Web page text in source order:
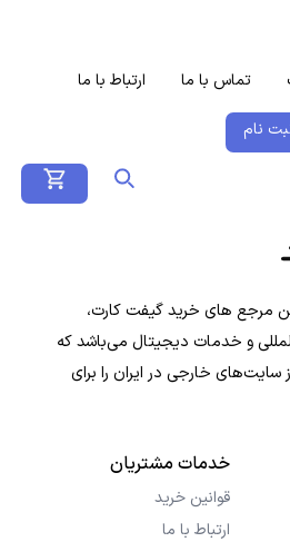
تماس با ما ارتباط با ما
نام
مرجع های خرید گیفت کارت،
و خدمات دیجیتال می‌باشد که
سایت‌های خارجی در ایران را برای
هدف ما ارائه تجربه‌ای سریع، امن و
کنند و در کمترین زمان دریافت
خدمات مشتریان
قوانین خرید
ارتباط با ما